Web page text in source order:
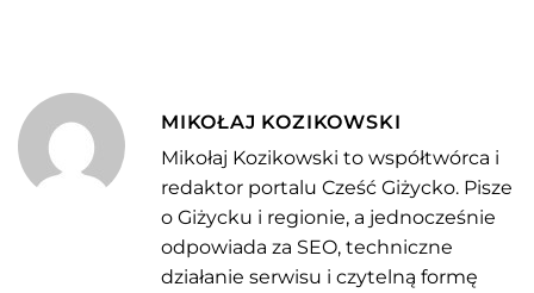
MIKOŁAJ KOZIKOWSKI
Mikołaj Kozikowski to współtwórca i
redaktor portalu Cześć Giżycko. Pisze
o Giżycku i regionie, a jednocześnie
odpowiada za SEO, techniczne
działanie serwisu i czytelną formę